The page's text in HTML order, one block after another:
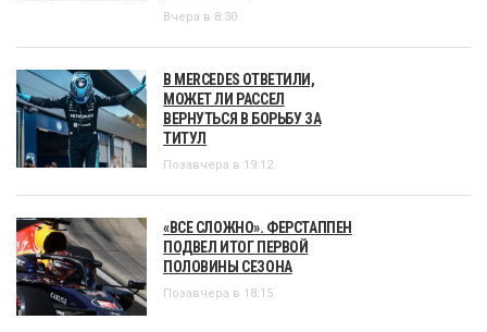
Вчера в 8:30
В MERCEDES ОТВЕТИЛИ,
МОЖЕТ ЛИ РАССЕЛ
ВЕРНУТЬСЯ В БОРЬБУ ЗА
ТИТУЛ
Позавчера в 19:12
«ВСЕ СЛОЖНО». ФЕРСТАППЕН
ПОДВЕЛ ИТОГ ПЕРВОЙ
ПОЛОВИНЫ СЕЗОНА
Позавчера в 18:15